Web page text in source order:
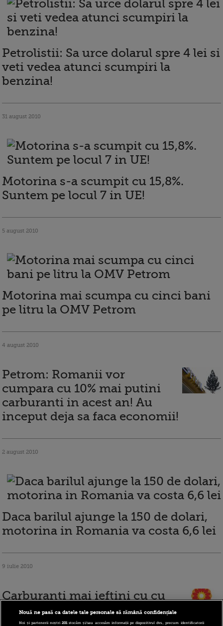
Petrolistii: Sa urce dolarul spre 4 lei si
veti vedea atunci scumpiri la
benzina!
31 august 2010
Motorina s-a scumpit cu 15,8%.
Suntem pe locul 7 in UE!
5 august 2010
Motorina mai scumpa cu cinci bani
pe litru la OMV Petrom
4 august 2010
Petrom: Romanii vor
cumpara cu 10% mai putini
carburanti in acest an! Au
inceput deja sa faca economii!
2 august 2010
Daca barilul ajunge la 150 de dolari,
motorina in Romania va costa 6,6 lei
9 iulie 2010
Carburanti mai ieftini cu cu
pana la 12 bani pe litru!
Nouă ne pasă ca datele tale personale să rămână confidențiale
Noi și partenerii noștri201stocăm și/sau accesăm informații pe dispozitivul dvs., precum identificatorii